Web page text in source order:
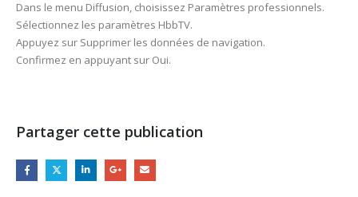
Dans le menu Diffusion, choisissez Paramètres professionnels.
Sélectionnez les paramètres HbbTV.
Appuyez sur Supprimer les données de navigation.
Confirmez en appuyant sur Oui.
Partager cette publication